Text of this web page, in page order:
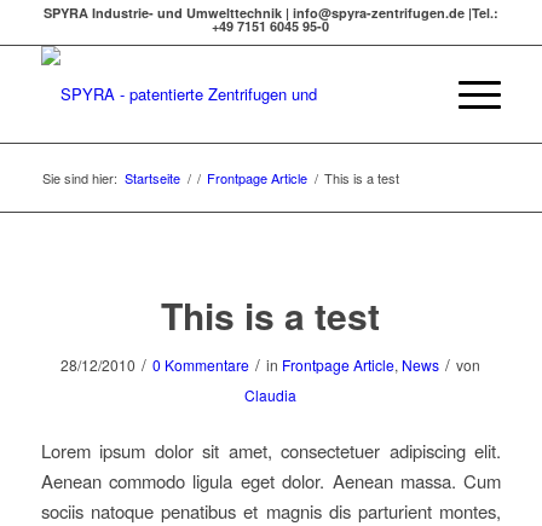
SPYRA Industrie- und Umwelttechnik | info@spyra-zentrifugen.de |Tel.:
+49 7151 6045 95-0
Sie sind hier: Startseite / / Frontpage Article / This is a test
This is a test
28/12/2010 / 0 Kommentare / in Frontpage Article, News / von
Claudia
Lorem ipsum dolor sit amet, consectetuer adipiscing elit.
Aenean commodo ligula eget dolor. Aenean massa. Cum
sociis natoque penatibus et magnis dis parturient montes,